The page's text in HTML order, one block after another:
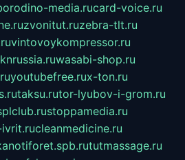
media.rucard-voice.ru
zvonitut.ruzebra-tlt.ru
vintovoykompressor.ru
wasabi-shop.ru
youtubefree.rux-ton.ru
taksu.rutor-lyubov-i-grom.ru
stoppamedia.ru
cleanmedicine.ru
tutmassage.ru